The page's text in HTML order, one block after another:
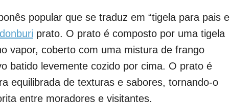
popular que se traduz em “tigela para pais e
donburi prato. O prato é composto por uma tigela
vapor, coberto com uma mistura de frango
batido levemente cozido por cima. O prato é
equilibrada de texturas e sabores, tornando-o
entre moradores e visitantes.